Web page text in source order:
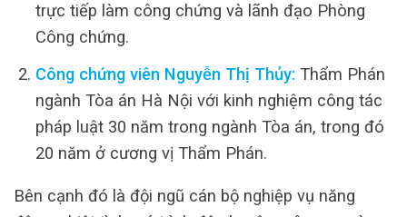
trực tiếp làm công chứng và lãnh đạo Phòng
Công chứng.
Công chứng viên Nguyễn Thị Thủy: Thẩm Phán
ngành Tòa án Hà Nội với kinh nghiệm công tác
pháp luật 30 năm trong ngành Tòa án, trong đó
20 năm ở cương vị Thẩm Phán.
Bên cạnh đó là đội ngũ cán bộ nghiệp vụ năng